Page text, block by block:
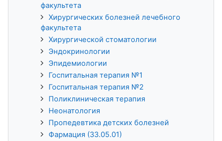
факультета
Хирургических болезней лечебного
факультета
Хирургической стоматологии
Эндокринологии
Эпидемиологии
Госпитальная терапия №1
Госпитальная терапия №2
Поликлиническая терапия
Неонатология
Пропедевтика детских болезней
Фармация (33.05.01)